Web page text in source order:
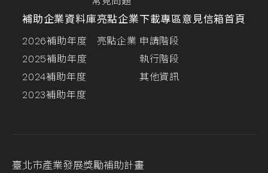
補助企業資料庫
2026補助年度
2025補助年度
2024補助年度
2023補助年度
亮點企業
亮點企業
下載專區
申請階段
執行階段
其他資訊
意見信箱首頁
臺北市產業發展獎勵補助計畫